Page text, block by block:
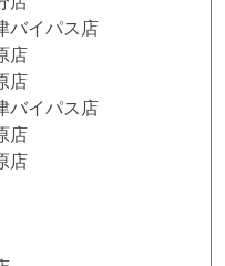
イパス店
店
店
イパス店
店
店